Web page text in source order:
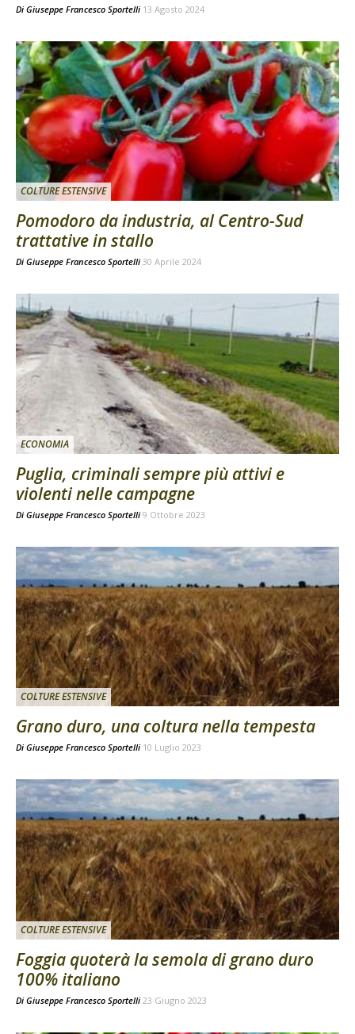
Di Giuseppe Francesco Sportelli 13 Agosto 2024
COLTURE ESTENSIVE
Pomodoro da industria, al Centro-Sud
trattative in stallo
Di Giuseppe Francesco Sportelli 30 Aprile 2024
ECONOMIA
Puglia, criminali sempre più attivi e
violenti nelle campagne
Di Giuseppe Francesco Sportelli 9 Ottobre 2023
COLTURE ESTENSIVE
Grano duro, una coltura nella tempesta
Di Giuseppe Francesco Sportelli 10 Luglio 2023
COLTURE ESTENSIVE
Foggia quoterà la semola di grano duro
100% italiano
Di Giuseppe Francesco Sportelli 23 Giugno 2023